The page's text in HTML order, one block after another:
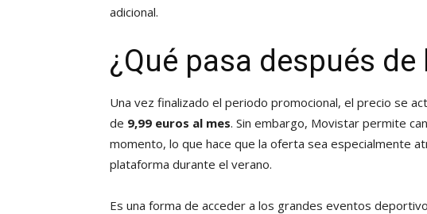
adicional.
¿Qué pasa después
Una vez finalizado el periodo promocional, el precio se
de 9,99 euros al mes. Sin embargo, Movistar permite
momento, lo que hace que la oferta sea especialmente
plataforma durante el verano.
Es una forma de acceder a los grandes eventos